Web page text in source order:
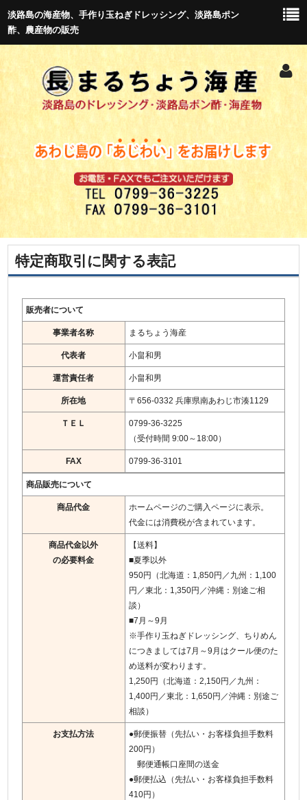
淡路島の海産物、手作り玉ねぎドレッシング、淡路島ポン
酢、農産物の販売
トップ
お知らせ
お客様の声
会社案内
送料について
特定商取引に関する表記
販売者について
事業者名称 まるちょう海産
代表者 小畠和男
運営責任者 小畠和男
所在地 〒656-0332 兵庫県南あわじ市湊1129
ＴＥＬ
0799-36-3225
（受付時間 9:00～18:00）
FAX 0799-36-3101
商品販売について
商品代金
ホームページのご購入ページに表示。
代金には消費税が含まれています。
商品代金以外
の必要料金
【送料】
■夏季以外
950円（北海道：1,850円／九州：1,100
円／東北：1,350円／沖縄：別途ご相
談）
■7月～9月
※手作り玉ねぎドレッシング、ちりめん
につきましては7月～9月はクール便のた
め送料が変わります。
1,250円（北海道：2,150円／九州：
1,400円／東北：1,650円／沖縄：別途ご
相談）
お支払方法
●郵便振替（先払い・お客様負担手数料
200円）
郵便通帳口座間の送金
●郵便払込（先払い・お客様負担手数料
410円）